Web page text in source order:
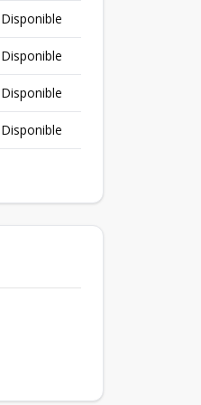
Disponible
Disponible
Disponible
Disponible
Disponible